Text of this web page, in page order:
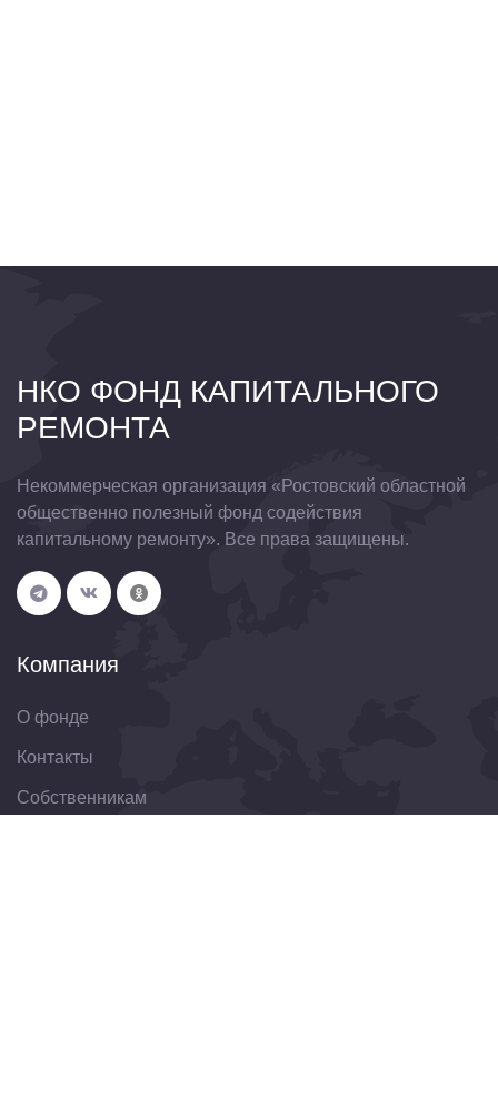
НКО ФОНД КАПИТАЛЬНОГО
РЕМОНТА
Некоммерческая организация «Ростовский областной
общественно полезный фонд содействия
капитальному ремонту». Все права защищены.
Компания
О фонде
Контакты
Собственникам